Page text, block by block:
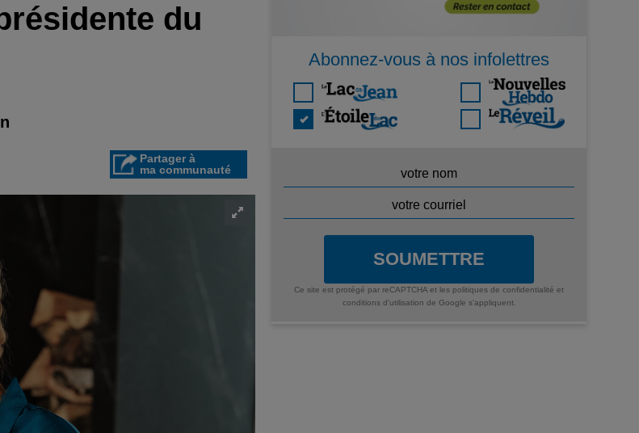
du
Partager à
ma communauté
Abonnez-vous à nos infolettres
SOUMETTRE
Ce site est protégé par reCAPTCHA et les politiques de confidentialité et
conditions d'utilisation de Google s'appliquent.